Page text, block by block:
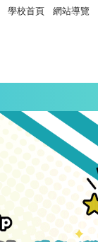
學校首頁 網站導覽